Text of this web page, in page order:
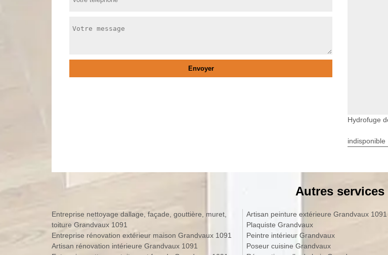
Hydrofuge
indisponible
Autres services
Entreprise nettoyage dallage, façade, gouttière, muret,
toiture Grandvaux 1091
Entreprise rénovation extérieur maison Grandvaux 1091
Artisan rénovation intérieure Grandvaux 1091
Artisan peinture extérieure Grandvaux 1091
Plaquiste Grandvaux
Peintre intérieur Grandvaux
Poseur cuisine Grandvaux